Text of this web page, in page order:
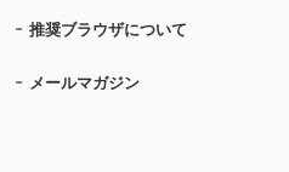
推奨ブラウザについて
メールマガジン